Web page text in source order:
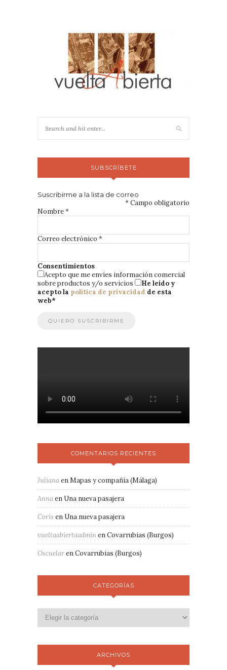
SUBSCRÍBETE
Suscribirme a la lista de correo
* Campo obligatorio
Nombre*
Correo electrónico *
Consentimientos
Acepto que me envíes información comercial
sobre productos y/o servicios
He leído y
acepto la política de privacidad de esta
web*
COMENTARIOS RECIENTES
JulianaenMapas y compañía (Málaga)
Annaen Una nueva pasajera
Coris en Una nueva pasajera
vueltaabiertaadminenCovarrubias (Burgos)
OscuelarenCovarrubias (Burgos)
CATEGORÍAS
ARCHIVOS